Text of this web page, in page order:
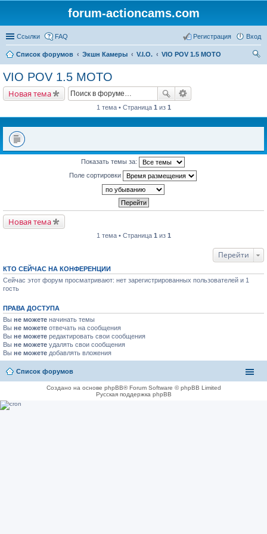
forum-actioncams.com
Ссылки FAQ Вход
Регистрация
Список форумов Экшн Камеры V.I.O.
VIO POV 1.5 MOTO
VIO POV 1.5 MOTO
Новая тема
1 тема • Страница 1 из 1
Показать темы за:
Поле сортировки
Новая тема
1 тема • Страница 1 из 1
Перейти
КТО СЕЙЧАС НА КОНФЕРЕНЦИИ
Сейчас этот форум просматривают: нет зарегистрированных пользователей и 1
гость
ПРАВА ДОСТУПА
Вы не можете начинать темы
Вы не можете отвечать на сообщения
Вы не можете редактировать свои сообщения
Вы не можете удалять свои сообщения
Вы не можете добавлять вложения
Список форумов
Создано на основе phpBB® Forum Software © phpBB Limited
Русская поддержка phpBB